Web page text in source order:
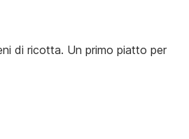
di ricotta. Un primo piatto per